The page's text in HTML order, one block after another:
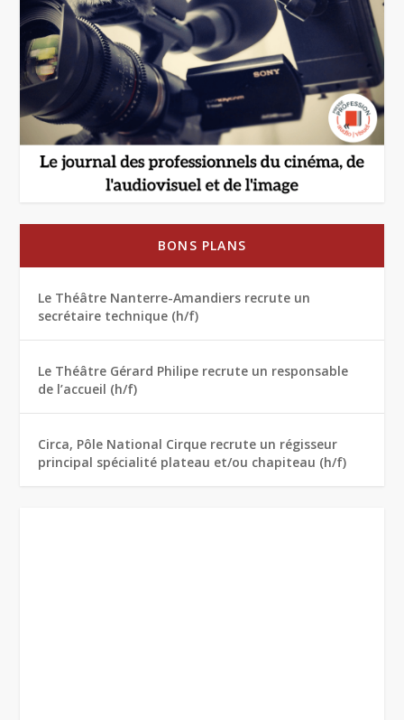
BONS PLANS
Le Théâtre Nanterre-Amandiers recrute un
secrétaire technique (h/f)
Le Théâtre Gérard Philipe recrute un responsable
de l’accueil (h/f)
Circa, Pôle National Cirque recrute un régisseur
principal spécialité plateau et/ou chapiteau (h/f)